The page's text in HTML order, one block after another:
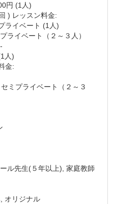
円 (1人)
) レッスン料金:
ライベート (1人)
ライベート（２～３人）
人)
金:
ミプライベート（２～３
ル先生(５年以上), 家庭教師
オリジナル